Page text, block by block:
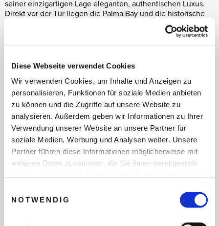
Diese Webseite verwendet Cookies
Wir verwenden Cookies, um Inhalte und Anzeigen zu
personalisieren, Funktionen für soziale Medien anbieten
zu können und die Zugriffe auf unsere Website zu
analysieren. Außerdem geben wir Informationen zu Ihrer
Verwendung unserer Website an unsere Partner für
soziale Medien, Werbung und Analysen weiter. Unsere
Partner führen diese Informationen möglicherweise mit
weiteren Daten zusammen, die Sie ihnen bereitgestellt
NOTWENDIG
seiner einzigartigen Lage eleganten, authentischen Luxus.
Direkt vor der Tür liegen die Palma Bay und die historische
i
nach dem Prinzen benannt, der den Bau der
Stadtmauer im 15. Jahrhundert beaufsichtigte. Es
befindet sich im Herzen von Palma de Mallorca,
nur unweit der Kathedrale, direkt an der alten
Stadtmauer. Durch die zentrale Lage erreichen Sie
auch dem Hafen und die Platja de Palma in nur
wenigen Minuten.
SPECIAL OFFER: PREISVORTEIL VON BIS ZU
10% - ab 2.299,00 € p.P. / 7 Nächte vor Ort /
Reisetermine: ab sofort bis 30. Oktober 2026, z.B.
Flughafen Transfers vor Ort, Frühstück &
VIP Status vor Ort, WLAN Internetzugang uvm.